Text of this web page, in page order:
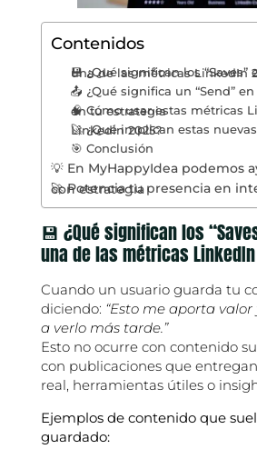
Contenidos
💾 ¿Qué significan los “Saves” en LinkedIn una de las métricas
📤 ¿Qué significa un “Send”
🧠 Cómo usar estas métricas LinkedIn 2025 en tu estrategia
🚀 ¿Qué implican estas nuevas métricas Linkedin 2025?
🎯 Conclusión
💡 En MyHappyIdea podemos
🚀 Potencia tu presencia en internet con estrategia
💾 ¿Qué significan los
una de las métricas
Cuando un usuario guarda tu
diciendo: “Esto me aporta
a verlo más tarde.”
Esto no ocurre con contenido
con publicaciones que
real, herramientas útiles o
Ejemplos de contenido que
guardado: